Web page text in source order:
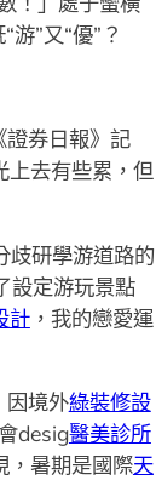
”又“優”？
證券日報》記
上去有些累，但
歧研學游道路的
設定游玩景點
計，我的戀愛運
因境外綠裝修設
desig醫美診所
，暑期是國際天